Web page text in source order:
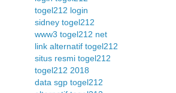
togel212 login
sidney togel212
www3 togel212 net
link alternatif togel212
situs resmi togel212
togel212 2018
data sgp togel212